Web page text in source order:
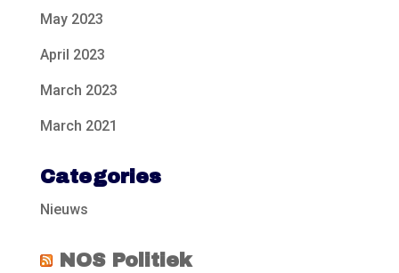
May 2023
April 2023
March 2023
March 2021
Categories
Nieuws
NOS Politiek